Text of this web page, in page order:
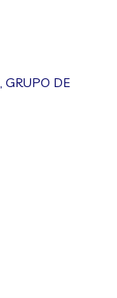
,GRUPO DE